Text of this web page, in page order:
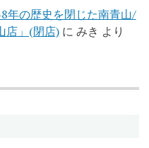
年の歴史を閉じた南青山/
店」(閉店)に みき より